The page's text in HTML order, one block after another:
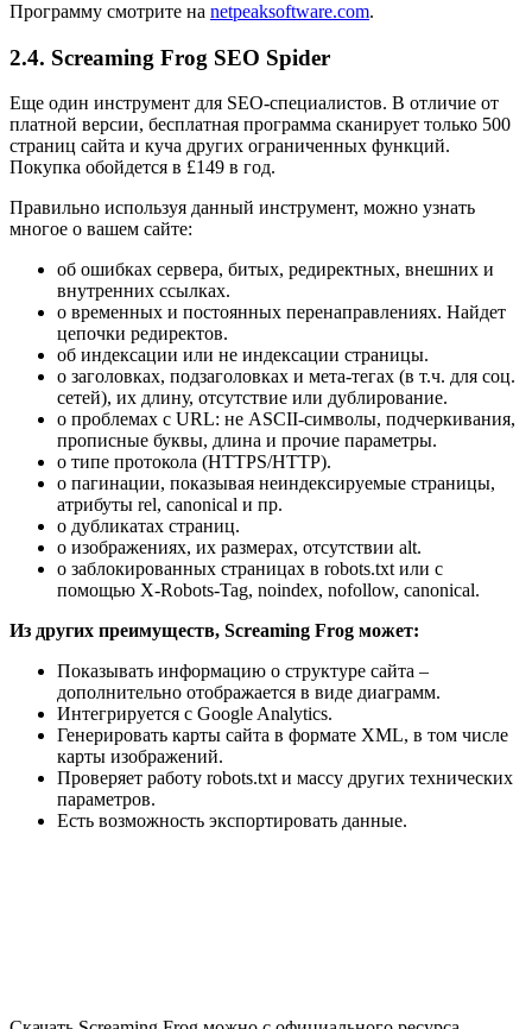
Программу смотрите на netpeaksoftware.com.
2.4. Screaming Frog SEO Spider
Еще один инструмент для SEO-специалистов. В отличие от
платной версии, бесплатная программа сканирует только 500
страниц сайта и куча других ограниченных функций.
Покупка обойдется в £149 в год.
Правильно используя данный инструмент, можно узнать
многое о вашем сайте:
об ошибках сервера, битых, редиректных, внешних и
внутренних ссылках.
о временных и постоянных перенаправлениях. Найдет
цепочки редиректов.
об индексации или не индексации страницы.
о заголовках, подзаголовках и мета-тегах (в т.ч. для соц.
сетей), их длину, отсутствие или дублирование.
о проблемах с URL: не ASCII-символы, подчеркивания,
прописные буквы, длина и прочие параметры.
о типе протокола (HTTPS/HTTP).
о пагинации, показывая неиндексируемые страницы,
атрибуты rel, canonical и пр.
о дубликатах страниц.
о изображениях, их размерах, отсутствии alt.
о заблокированных страницах в robots.txt или с
помощью X-Robots-Tag, noindex, nofollow, canonical.
Из других преимуществ, Screaming Frog может:
Показывать информацию о структуре сайта –
дополнительно отображается в виде диаграмм.
Интегрируется с Google Analytics.
Генерировать карты сайта в формате XML, в том числе
карты изображений.
Проверяет работу robots.txt и массу других технических
параметров.
Есть возможность экспортировать данные.